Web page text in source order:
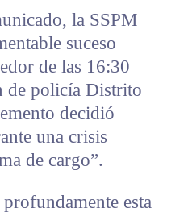
la SSPM
suceso
de las 16:30
de policía Distrito
decidió
una crisis
de cargo”.
esta